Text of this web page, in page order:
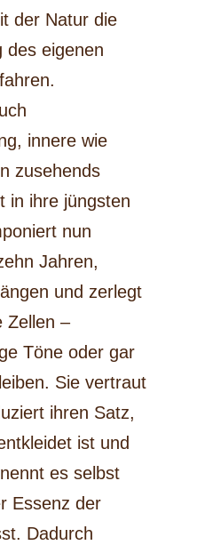
der Natur die
des eigenen
innere wie
zusehends
in ihre jüngsten
nun
Jahren,
und zerlegt
Zellen –
Töne oder gar
Sie vertraut
ihren Satz,
ist und
es selbst
Essenz der
Dadurch